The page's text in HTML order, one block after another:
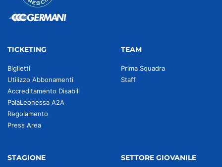
TICKETING
Biglietti
Utilizzo Abbonamenti
Accreditamento Disabili
PalaLeonessa A2A
Regolamento
Press Area
TEAM
Prima Squadra
Staff
STAGIONE SETTORE GIOVANILE